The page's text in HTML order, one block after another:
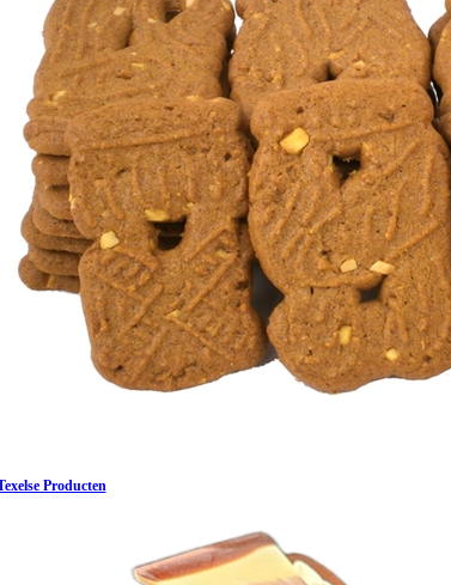
Producten